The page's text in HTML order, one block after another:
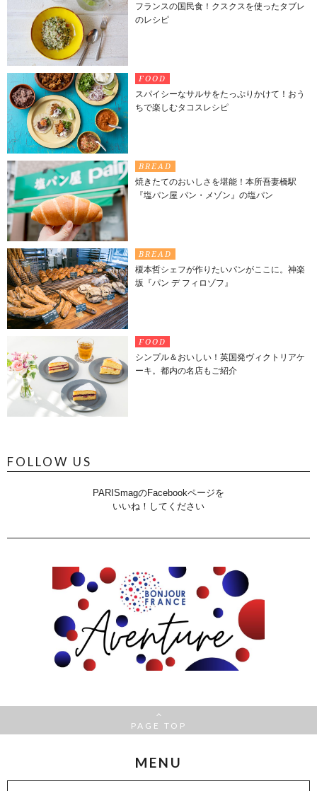
フランスの国民食！クスクスを使ったタブレ
のレシピ
FOOD
スパイシーなサルサをたっぷりかけて！おう
ちで楽しむタコスレシピ
BREAD
焼きたてのおいしさを堪能！本所吾妻橋駅
『塩パン屋 パン・メゾン』の塩パン
BREAD
榎本哲シェフが作りたいパンがここに。神楽
坂『パン デ フィロゾフ』
FOOD
シンプル＆おいしい！英国発ヴィクトリアケ
ーキ。都内の名店もご紹介
FOLLOW US
PARISmagのFacebookページを
いいね！してください
PAGE TOP
MENU